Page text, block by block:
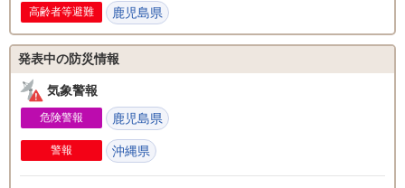
高齢者等避難 鹿児島県
発表中の防災情報
気象警報
危険警報 鹿児島県
警報 沖縄県